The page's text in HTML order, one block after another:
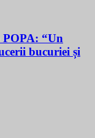
“Un
bucuriei și